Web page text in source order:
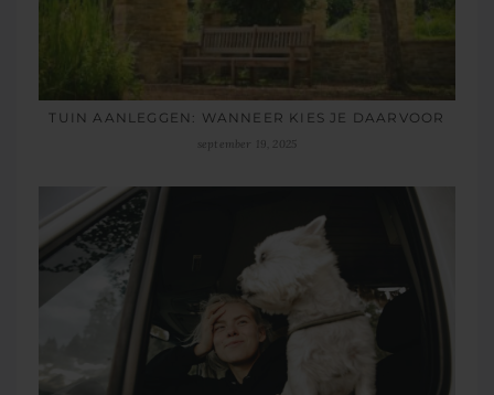
TUIN AANLEGGEN: WANNEER KIES JE DAARVOOR
september 19, 2025